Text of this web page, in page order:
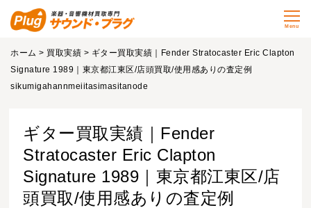
Menu
ホーム > 買取実績 > ギター買取実績｜Fender Stratocaster Eric Clapton
Signature 1989｜東京都江東区/店頭買取/使用感ありの査定例
sikumigahannmeiitasimasitanode
ギター買取実績｜Fender
Stratocaster Eric Clapton
Signature 1989｜東京都江東区/店
頭買取/使用感ありの査定例